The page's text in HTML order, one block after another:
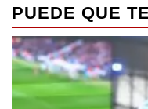
PUEDE QUE